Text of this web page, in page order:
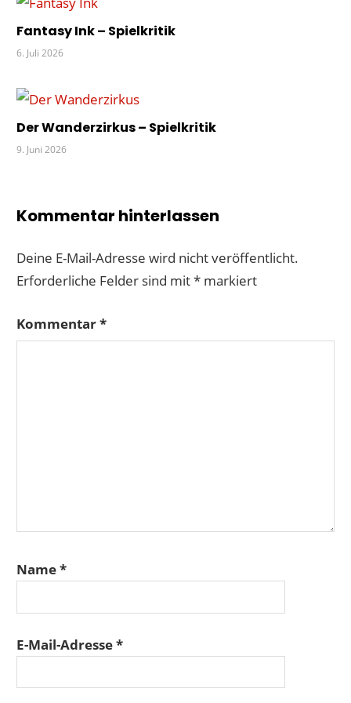
Fantasy Ink – Spielkritik
6. Juli 2026
Der Wanderzirkus – Spielkritik
9. Juni 2026
Kommentar hinterlassen
Deine E-Mail-Adresse wird nicht veröffentlicht.
Erforderliche Felder sind mit* markiert
Kommentar*
Name*
E-Mail-Adresse*